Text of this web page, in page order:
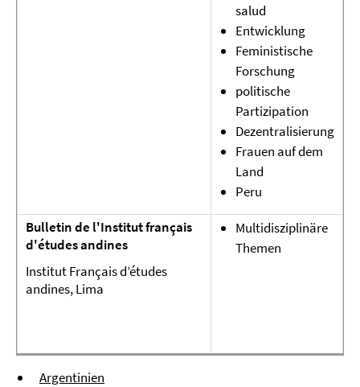
salud
Entwicklung
Feministische
Forschung
politische
Partizipation
Dezentralisierung
Frauen auf dem
Land
Peru
Bulletin de l'Institut français
d'études andines
Institut Français d’études
andines, Lima
Multidisziplinäre
Themen
Argentinien